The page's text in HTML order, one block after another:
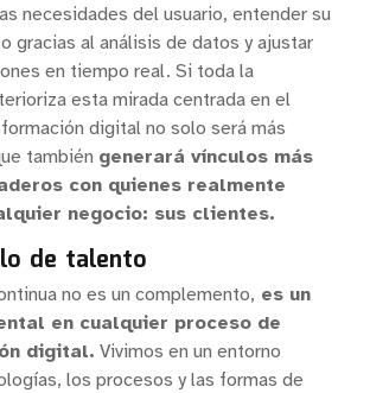
necesidades del usuario, entender su
gracias al análisis de datos y ajustar
en tiempo real. Si toda la
esta mirada centrada en el
digital no solo será más
también generará vínculos más
con quienes realmente
negocio: sus clientes.
de talento
no es un complemento, es un
en cualquier proceso de
digital. Vivimos en un entorno
los procesos y las formas de